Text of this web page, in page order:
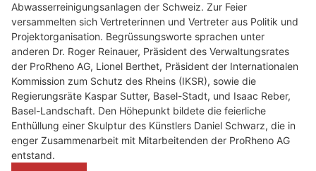
Abwasserreinigungsanlagen der Schweiz. Zur Feier
versammelten sich Vertreterinnen und Vertreter aus Politik und
Projektorganisation. Begrüssungsworte sprachen unter
anderen Dr. Roger Reinauer, Präsident des Verwaltungsrates
der ProRheno AG, Lionel Berthet, Präsident der Internationalen
Kommission zum Schutz des Rheins (IKSR), sowie die
Regierungsräte Kaspar Sutter, Basel-Stadt, und Isaac Reber,
Basel-Landschaft. Den Höhepunkt bildete die feierliche
Enthüllung einer Skulptur des Künstlers Daniel Schwarz, die in
enger Zusammenarbeit mit Mitarbeitenden der ProRheno AG
entstand.